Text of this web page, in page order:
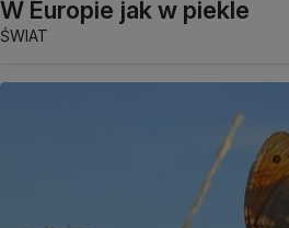
W Europie jak w piekle
ŚWIAT